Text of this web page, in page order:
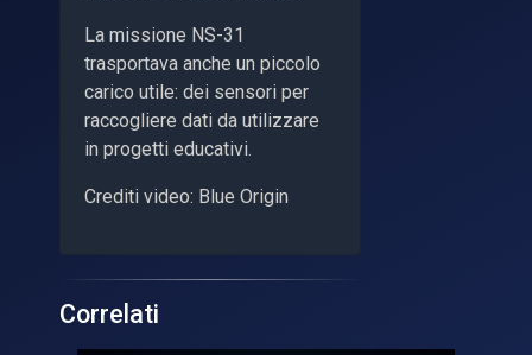
La missione NS-31
trasportava anche un piccolo
carico utile: dei sensori per
raccogliere dati da utilizzare
in progetti educativi.
Crediti video: Blue Origin
Correlati